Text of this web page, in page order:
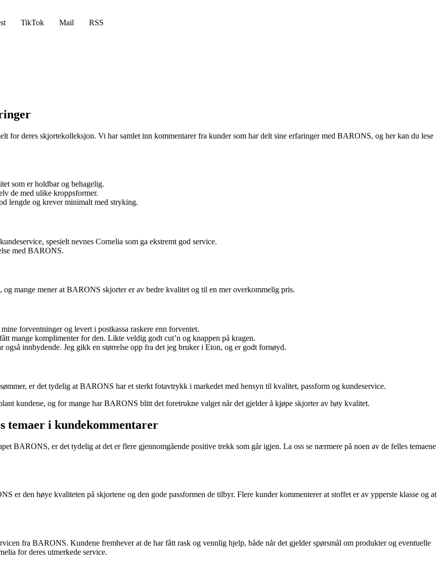
TikTok Mail RSS
for deres skjortekolleksjon. Vi har samlet inn kommentarer fra kunder som har delt sine erfaringer med BARONS, og her kan du lese
som er holdbar og behagelig.
de med ulike kroppsformer.
lengde og krever minimalt med stryking.
spesielt nevnes Cornelia som ga ekstremt god service.
med BARONS.
mange mener at BARONS skjorter er av bedre kvalitet og til en mer overkommelig pris.
forventninger og levert i postkassa raskere enn forventet.
mange komplimenter for den. Likte veldig godt cut’n og knappen på kragen.
innbydende. Jeg gikk en størrelse opp fra det jeg bruker i Eton, og er godt fornøyd.
er det tydelig at BARONS har et sterkt fotavtrykk i markedet med hensyn til kvalitet, passform og kundeservice.
kundene, og for mange har BARONS blitt det foretrukne valget når det gjelder å kjøpe skjorter av høy kvalitet.
temaer i kundekommentarer
BARONS, er det tydelig at det er flere gjennomgående positive trekk som går igjen. La oss se nærmere på noen av de felles temaene
er den høye kvaliteten på skjortene og den gode passformen de tilbyr. Flere kunder kommenterer at stoffet er av ypperste klasse og at
fra BARONS. Kundene fremhever at de har fått rask og vennlig hjelp, både når det gjelder spørsmål om produkter og eventuelle
for deres utmerkede service.